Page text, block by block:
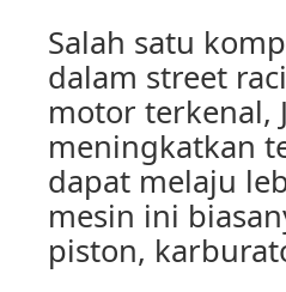
Salah satu
dalam street
motor terkenal,
meningkatkan
dapat melaju
mesin ini
piston,